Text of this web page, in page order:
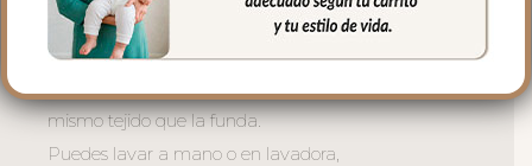
hueca para mayor confort del bebé y
muy buena transpirabilidad.
mismo tejido que la funda.
Puedes lavar a mano o en lavadora,